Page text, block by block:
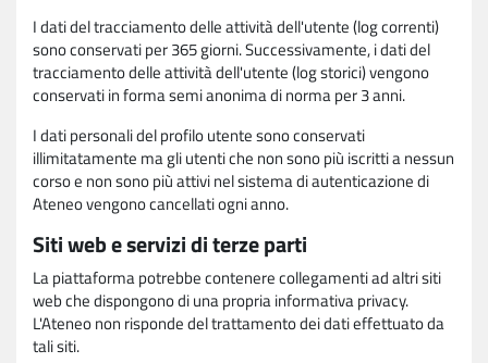
I dati del tracciamento delle attività dell'utente (log correnti)
sono conservati per 365 giorni. Successivamente, i dati del
tracciamento delle attività dell'utente (log storici) vengono
conservati in forma semi anonima di norma per 3 anni.
I dati personali del profilo utente sono conservati
illimitatamente ma gli utenti che non sono più iscritti a nessun
corso e non sono più attivi nel sistema di autenticazione di
Ateneo vengono cancellati ogni anno.
Siti web e servizi di terze parti
La piattaforma potrebbe contenere collegamenti ad altri siti
web che dispongono di una propria informativa privacy.
L'Ateneo non risponde del trattamento dei dati effettuato da
tali siti.